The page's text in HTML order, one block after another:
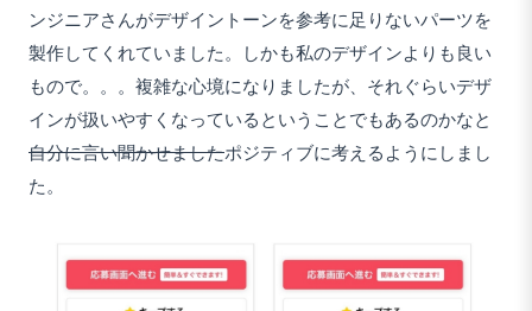
ンジニアさんがデザイントーンを参考に足りないパーツを
製作してくれていました。しかも私のデザインよりも良い
もので。。。複雑な心境になりましたが、それぐらいデザ
インが扱いやすくなっているということでもあるのかなと
自分に言い聞かせましたポジティブに考えるようにしまし
た。